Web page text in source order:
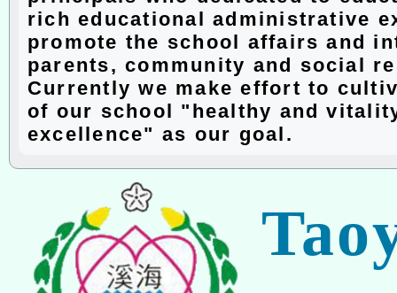
rich educational administrative
promote the school affairs and
parents, community and social
Currently we make effort to
of our school "healthy and
excellence" as our goal.